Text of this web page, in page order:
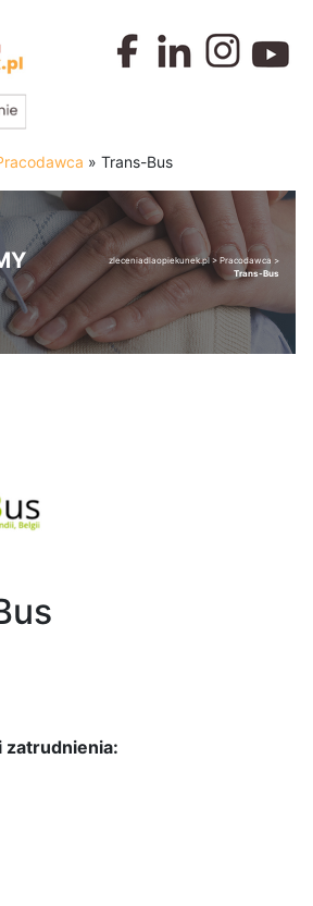
»Trans-Bus
zleceniadlaopiekunek.pl > Pracodawca >
Trans-Bus
zatrudnienia: